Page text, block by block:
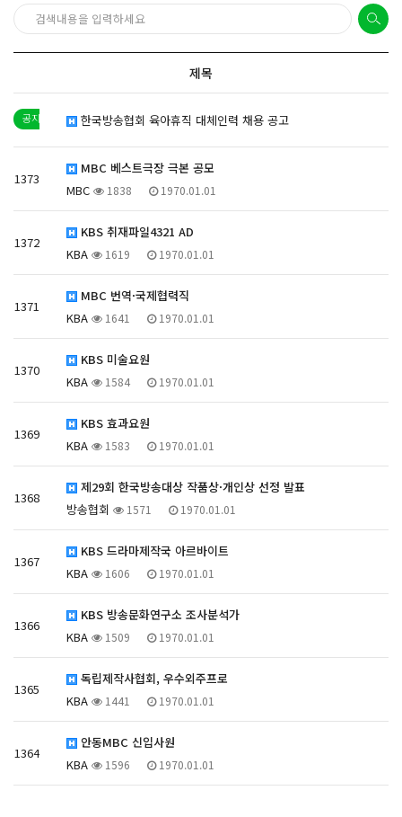
제목
한국방송협회 육아휴직 대체인력 채용 공고
1373
MBC 베스트극장 극본 공모
MBC
1838 1970.01.01
1372
KBS 취재파일4321 AD
KBA
1619 1970.01.01
1371
MBC 번역·국제협력직
KBA
1641 1970.01.01
1370
KBS 미술요원
KBA
1584 1970.01.01
1369
KBS 효과요원
KBA
1583 1970.01.01
1368
제29회 한국방송대상 작품상·개인상 선정 발표
방송협회
1571 1970.01.01
1367
KBS 드라마제작국 아르바이트
KBA
1606 1970.01.01
1366
KBS 방송문화연구소 조사분석가
KBA
1509 1970.01.01
1365
독립제작사협회, 우수외주프로
KBA
1441 1970.01.01
1364
안동MBC 신입사원
KBA
1596 1970.01.01